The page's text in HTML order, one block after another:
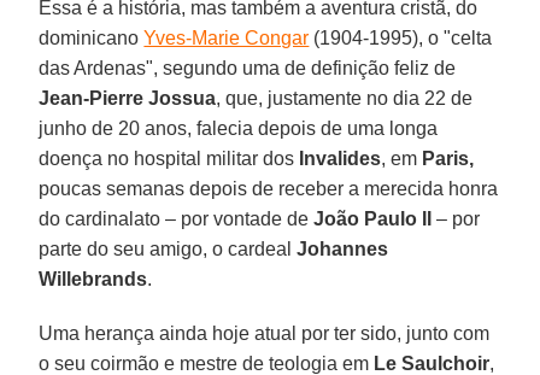
Essa é a história, mas também a aventura cristã, do
dominicanoYves-Marie Congar (1904-1995), o "celta
das Ardenas", segundo uma de definição feliz de
Jean-Pierre Jossua, que, justamente no dia 22 de
junho de 20 anos, falecia depois de uma longa
doença no hospital militar dos Invalides, em Paris,
poucas semanas depois de receber a merecida honra
do cardinalato – por vontade deJoão Paulo II– por
parte do seu amigo, o cardealJohannes
Willebrands.
Uma herança ainda hoje atual por ter sido, junto com
o seu coirmão e mestre de teologia em Le Saulchoir,